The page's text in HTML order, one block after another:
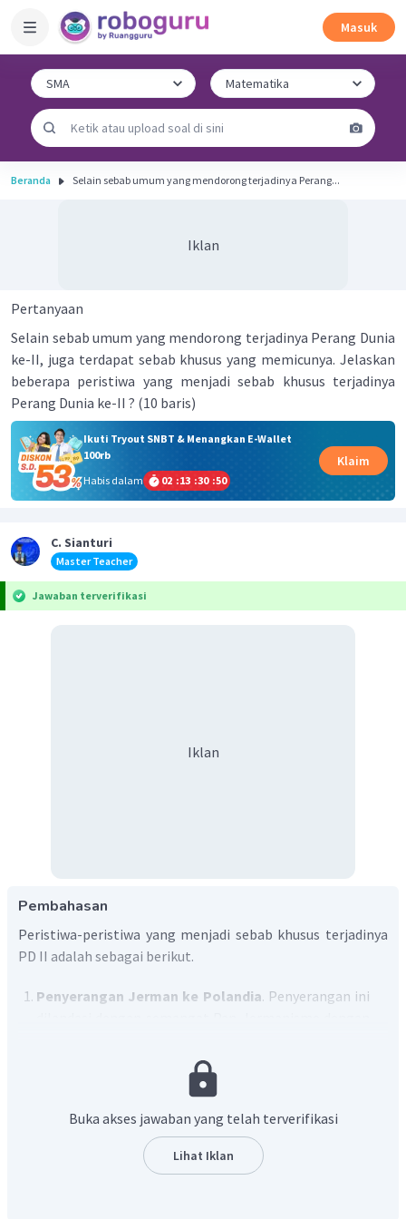
Masuk
Beranda Selain sebab umum yang mendorong terjadinya Perang...
Iklan
Pertanyaan
Selain sebab umum yang mendorong terjadinya Perang Dunia
ke-II, juga terdapat sebab khusus yang memicunya. Jelaskan
beberapa peristiwa yang menjadi sebab khusus terjadinya
Perang Dunia ke-II ? (10 baris)
Ikuti Tryout SNBT & Menangkan E-Wallet
100rb
Habis dalam
02 :13 :30 :50
Klaim
C. Sianturi
Master Teacher
Jawaban terverifikasi
Iklan
Pembahasan
Peristiwa-peristiwa yang menjadi sebab khusus terjadinya
PD II adalah sebagai berikut.
Penyerangan Jerman ke Polandia. Penyerangan ini
(ruang hidup). Ideologi ini menginginkan tanah dan
bahan mentah yang lebih untuk kebutuhan rakyat
seperti Polandia, Ukraina dan Cekoslovakia diinvasi.
Selain dilandasi dengan semangat Pan-Jermanisme,
adanya peristiwa penandatanganan pakta non-agresi
Buka akses jawaban yang telah terverifikasi
Lihat Iklan